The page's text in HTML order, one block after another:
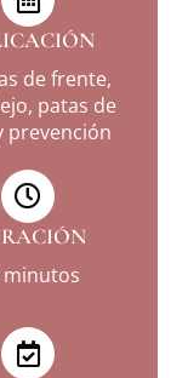
de frente,
patas de
prevención
minutos